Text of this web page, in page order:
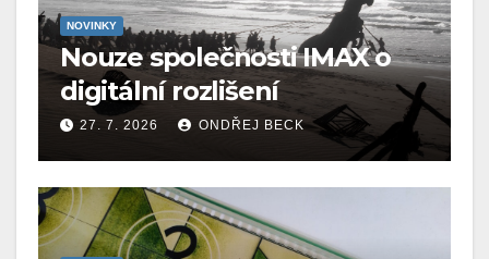
NOVINKY
Nouze společnosti IMAX o
digitální rozlišení
27. 7. 2026 ONDŘEJ BECK